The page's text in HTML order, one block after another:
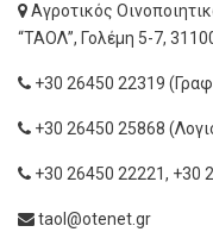
Αγροτικός
“ΤΑΟΛ”, Γολέμη 5-7,
+30 26450 22319
+30 26450 25868
+30 26450 22221, +30
taol@otenet.gr